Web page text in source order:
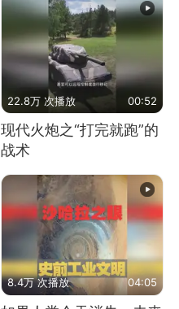
22.8万 次播放 00:52
现代火炮之“打完就跑”的
战术
8.4万 次播放 04:05